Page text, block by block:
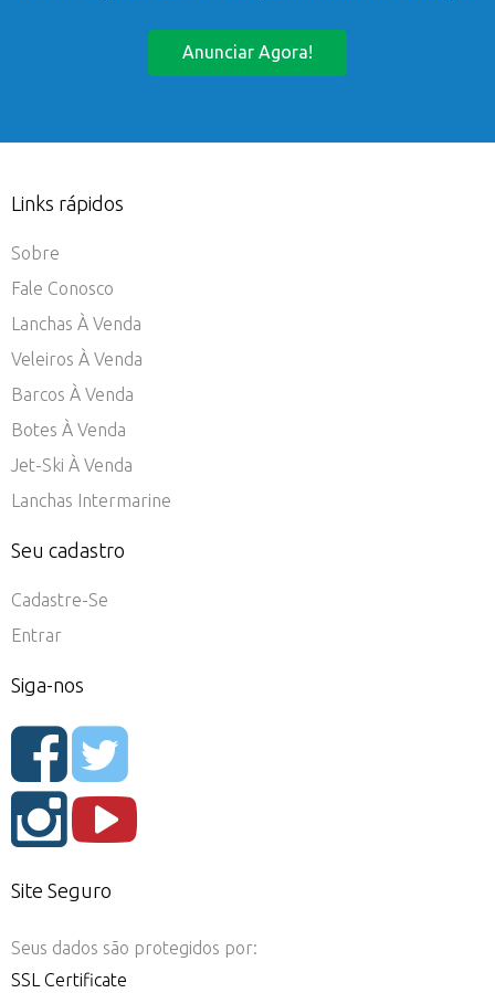
Anunciar Agora!
Links rápidos
Sobre
Fale Conosco
Lanchas À Venda
Veleiros À Venda
Barcos À Venda
Botes À Venda
Jet-Ski À Venda
Lanchas Intermarine
Seu cadastro
Cadastre-Se
Entrar
Siga-nos
Site Seguro
Seus dados são protegidos por:
SSL Certificate